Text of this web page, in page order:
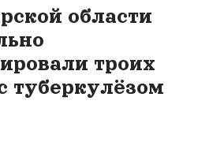
области
троих
туберкулёзом